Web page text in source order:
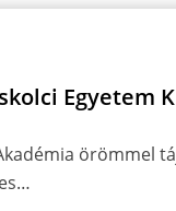
Egyetem
örömmel